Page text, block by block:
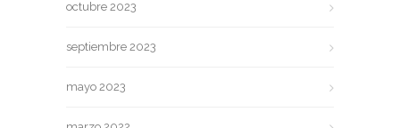
octubre 2023
septiembre 2023
mayo 2023